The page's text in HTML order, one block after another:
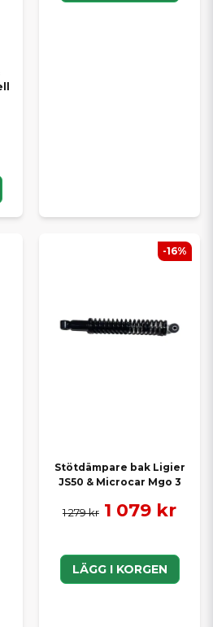
Stötdämpare bak Ligier
JS50 & Microcar Mgo 3
1 279 kr 1 079 kr
LÄGG I KORGEN
-16%